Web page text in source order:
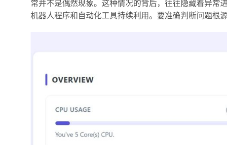
常并不是偶然现象。这种情况的背后，往往隐藏着异常
机器人程序和自动化工具持续利用。要准确判断问题根